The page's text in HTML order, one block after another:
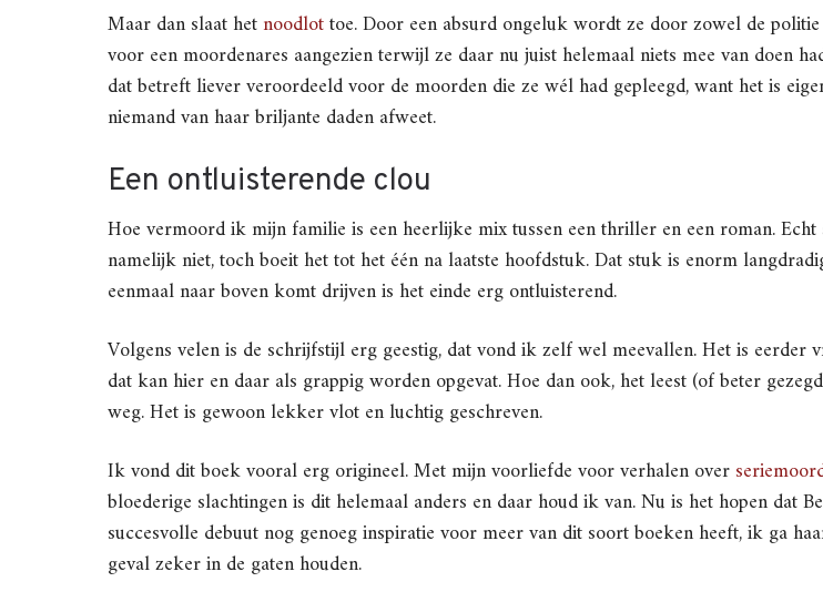
Maar dan slaat hetnoodlottoe. Door een absurd ongeluk wordt ze door zowel de
voor een moordenares aangezien terwijl ze daar nu juist helemaal niets mee van doen
dat betreft liever veroordeeld voor de moorden die ze wél had gepleegd, want het is
niemand van haar briljante daden afweet.
Een ontluisterende clou
Hoe vermoord ik mijn familie is een heerlijke mix tussen een thriller en een roman.
namelijk niet, toch boeit het tot het één na laatste hoofdstuk. Dat stuk is enorm
eenmaal naar boven komt drijven is het einde erg ontluisterend.
Volgens velen is de schrijfstijl erg geestig, dat vond ik zelf wel meevallen. Het is eerder
dat kan hier en daar als grappig worden opgevat. Hoe dan ook, het leest (of beter
weg. Het is gewoon lekker vlot en luchtig geschreven.
Ik vond dit boek vooral erg origineel. Met mijn voorliefde voor verhalen over
bloederige slachtingen is dit helemaal anders en daar houd ik van. Nu is het hopen dat
succesvolle debuut nog genoeg inspiratie voor meer van dit soort boeken heeft, ik ga
geval zeker in de gaten houden.